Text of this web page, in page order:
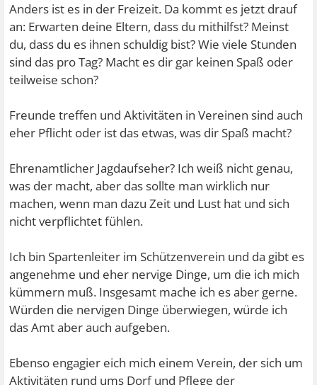
Anders ist es in der Freizeit. Da kommt es jetzt drauf
an: Erwarten deine Eltern, dass du mithilfst? Meinst
du, dass du es ihnen schuldig bist? Wie viele Stunden
sind das pro Tag? Macht es dir gar keinen Spaß oder
teilweise schon?
Freunde treffen und Aktivitäten in Vereinen sind auch
eher Pflicht oder ist das etwas, was dir Spaß macht?
Ehrenamtlicher Jagdaufseher? Ich weiß nicht genau,
was der macht, aber das sollte man wirklich nur
machen, wenn man dazu Zeit und Lust hat und sich
nicht verpflichtet fühlen.
Ich bin Spartenleiter im Schützenverein und da gibt es
angenehme und eher nervige Dinge, um die ich mich
kümmern muß. Insgesamt mache ich es aber gerne.
Würden die nervigen Dinge überwiegen, würde ich
das Amt aber auch aufgeben.
Ebenso engagier eich mich einem Verein, der sich um
Aktivitäten rund ums Dorf und Pflege der